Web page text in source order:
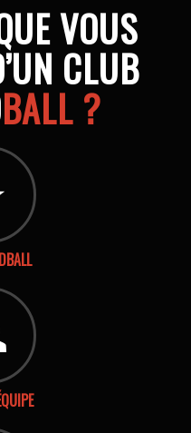
VOUS
CLUB
BALL ?